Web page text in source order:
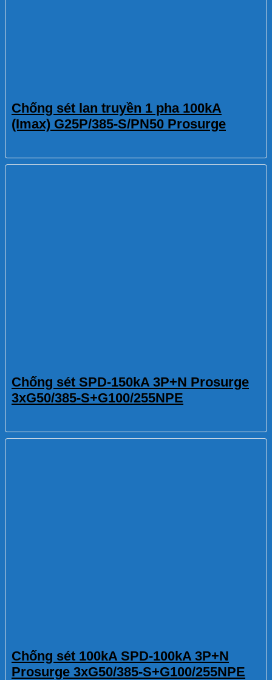
Chống sét lan truyền 1 pha 100kA
(Imax) G25P/385-S/PN50 Prosurge
Chống sét SPD-150kA 3P+N Prosurge
3xG50/385-S+G100/255NPE
Chống sét 100kA SPD-100kA 3P+N
Prosurge 3xG50/385-S+G100/255NPE